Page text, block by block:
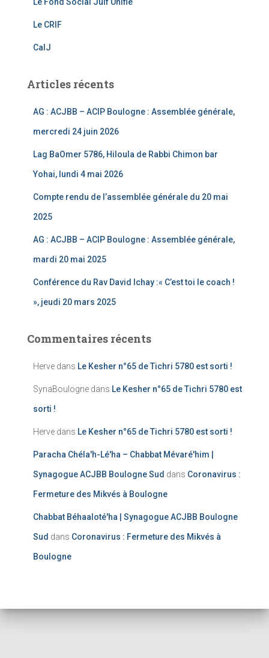
Le Fond Social Juif Unifié
Le CRIF
CalJ
Articles récents
AG : ACJBB – ACIP Boulogne : Assemblée générale,
mercredi 24 juin 2026
Lag BaOmer 5786, Hiloula de Rabbi Chimon bar
Yohai, lundi 4 mai 2026
Compte rendu de l’assemblée générale du 20 mai
2025
AG : ACJBB – ACIP Boulogne : Assemblée générale,
mardi 20 mai 2025
Conférence du Rav David Ichay :« C’est toi le coach !
», jeudi 20 mars 2025
Commentaires récents
Herve dans Le Kesher n°65 de Tichri 5780 est sorti !
SynaBoulogne dans Le Kesher n°65 de Tichri 5780 est
sorti !
Herve dans Le Kesher n°65 de Tichri 5780 est sorti !
Paracha Chéla'h-Lé'ha – Chabbat Mévaré'him |
Synagogue ACJBB Boulogne Sud dans Coronavirus :
Fermeture des Mikvés à Boulogne
Chabbat Béhaaloté'ha | Synagogue ACJBB Boulogne
Sud dans Coronavirus : Fermeture des Mikvés à
Boulogne